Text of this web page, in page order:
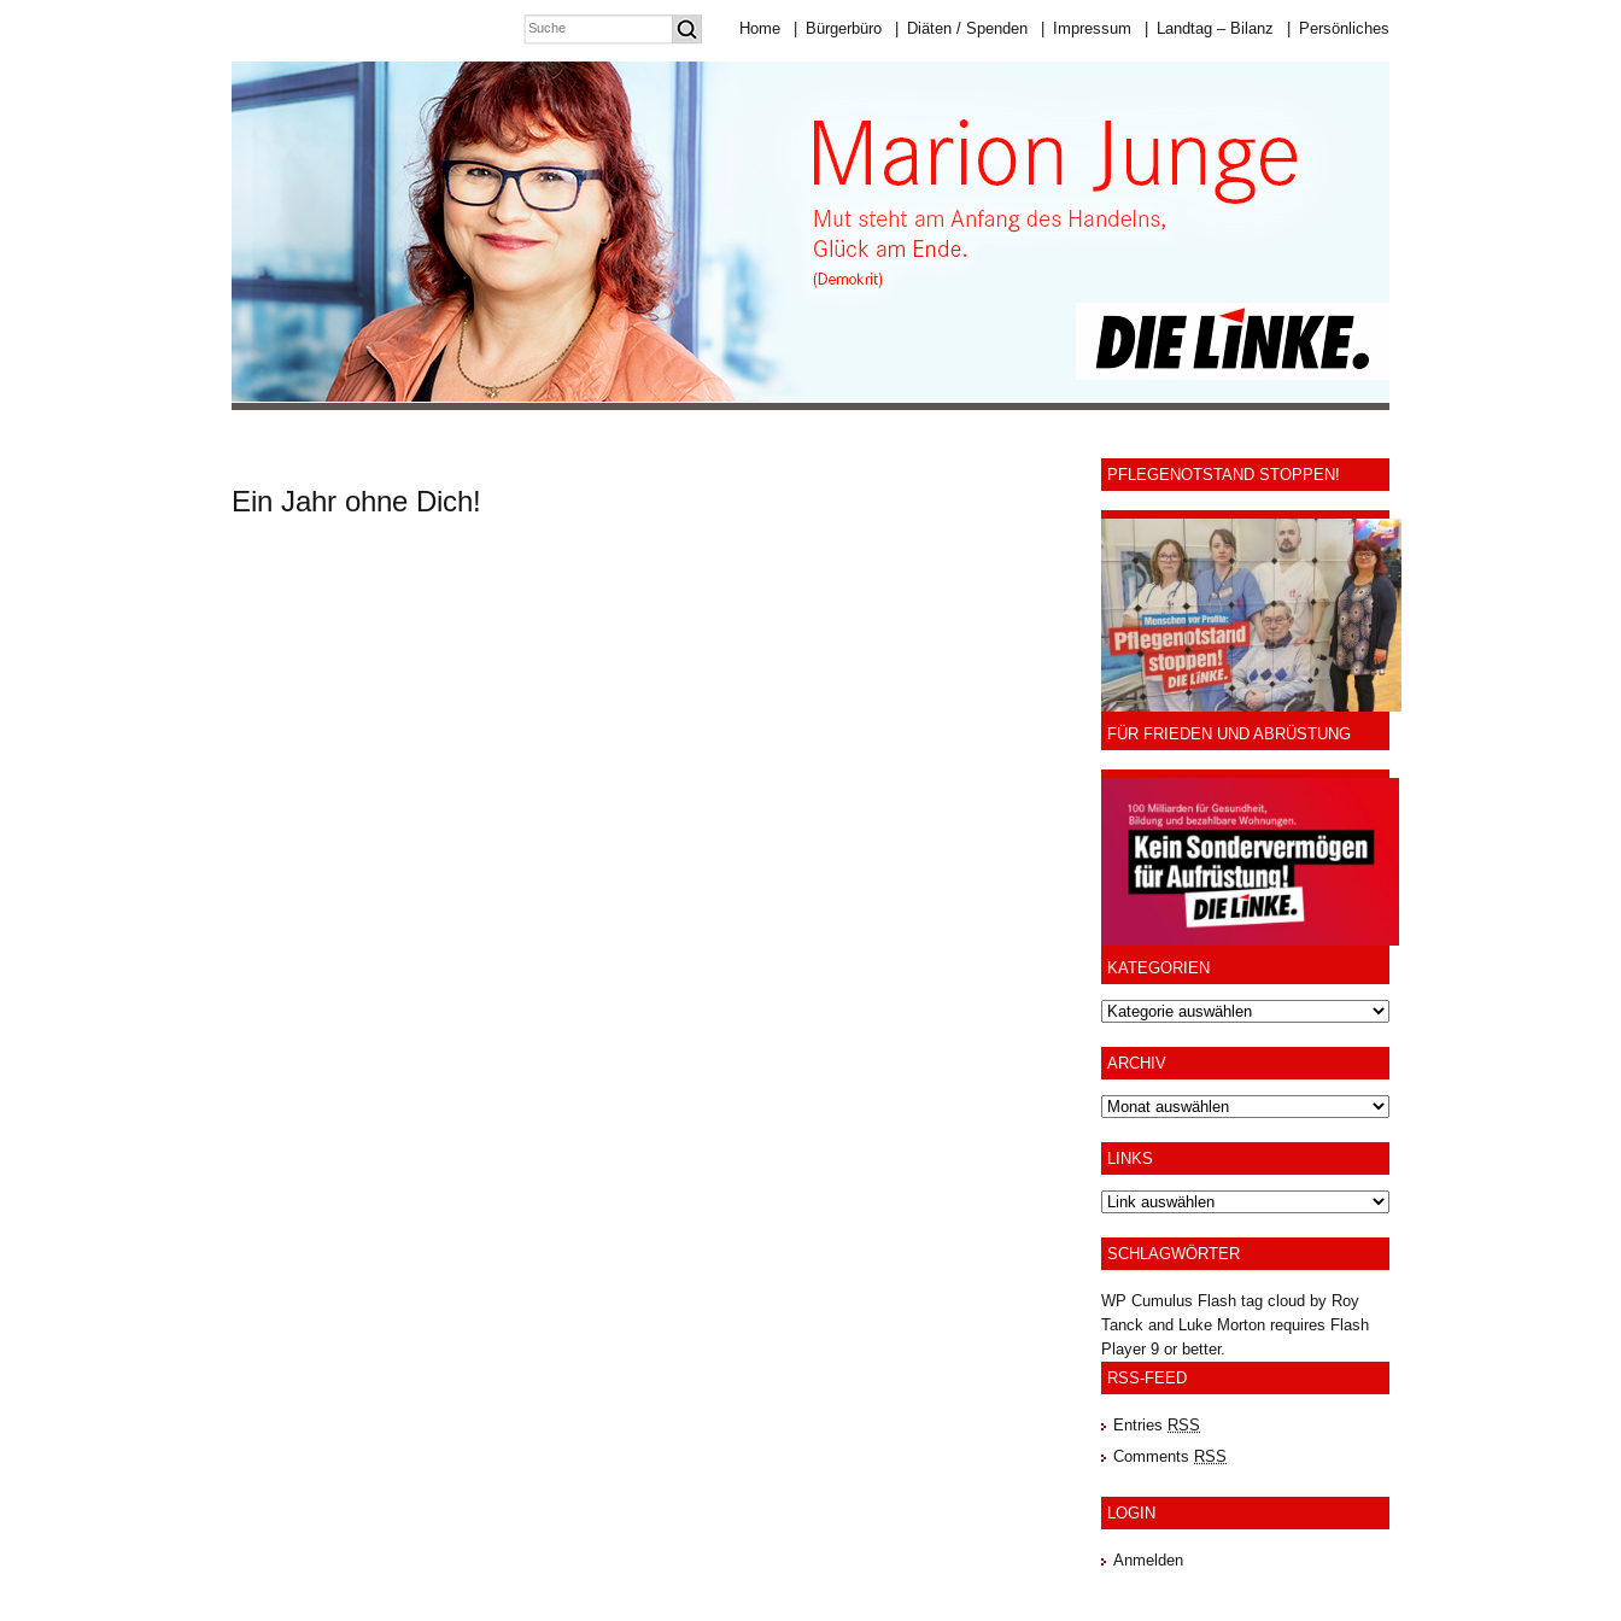
Home Bürgerbüro Diäten / Spenden Impressum Landtag – Bilanz Persönliches
Ein Jahr ohne Dich!
PFLEGENOTSTAND STOPPEN!
FÜR FRIEDEN UND ABRÜSTUNG
KATEGORIEN
ARCHIV
Archiv
LINKS
SCHLAGWÖRTER
WP Cumulus Flash tag cloud by Roy
Tanck and Luke Morton requires Flash
Player9 or better.
RSS-FEED
Entries RSS
Comments RSS
LOGIN
Anmelden